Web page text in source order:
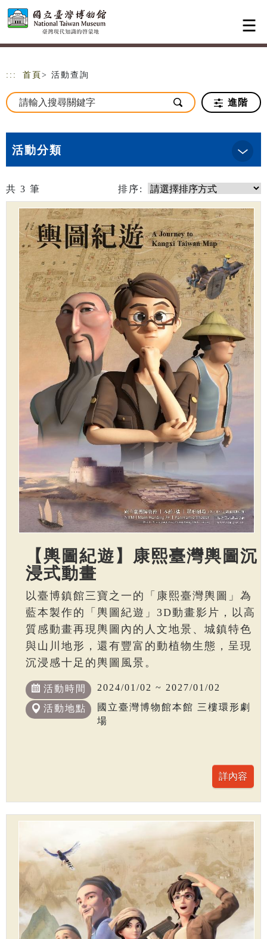
跳到主要內容
網站導覽
::: 首頁 > 活動查詢
進階
活動分類
共 3 筆 排序:
【輿圖紀遊】康熙臺灣輿圖沉
浸式動畫
以臺博鎮館三寶之一的「康熙臺灣輿圖」為
藍本製作的「輿圖紀遊」3D動畫影片，以高
質感動畫再現輿圖內的人文地景、城鎮特色
與山川地形，還有豐富的動植物生態，呈現
沉浸感十足的輿圖風景。
活動時間 2024/01/02 ~ 2027/01/02
活動地點
國立臺灣博物館本館 三樓環形劇
場